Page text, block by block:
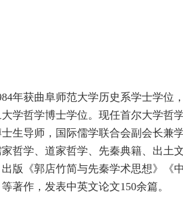
年获曲阜师范大学历史系学士学位
学哲学博士学位。现任首尔大学哲
生导师，国际儒学联合会副会长兼
哲学、道家哲学、先秦典籍、出土
版《郭店竹简与先秦学术思想》《
著作，发表中英文论文150余篇。